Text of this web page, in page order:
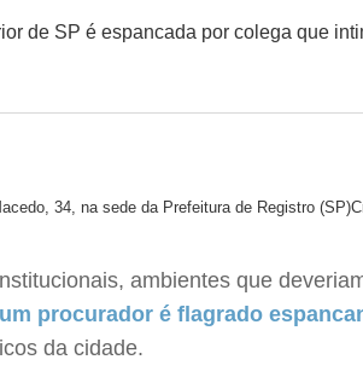
de SP é espancada por colega que
34, na sede da Prefeitura de Registro (SP)
ambientes que
procurador é flagrado
da cidade.